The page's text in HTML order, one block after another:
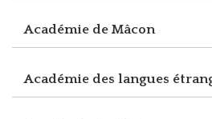
Académie de Mâcon
Académie des langues